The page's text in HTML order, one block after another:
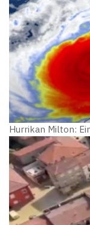
Hurrikan Milton: